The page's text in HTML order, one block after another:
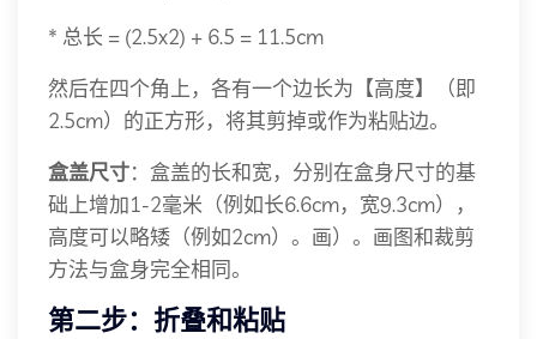
* 总长 = (2.5x2) + 6.5 = 11.5cm
然后在四个角上，各有一个边长为【高度】（即
2.5cm）的正方形，将其剪掉或作为粘贴边。
盒盖尺寸：盒盖的长和宽，分别在盒身尺寸的基
础上增加1-2毫米（例如长6.6cm，宽9.3cm），
高度可以略矮（例如2cm）。画）。画图和裁剪
方法与盒身完全相同。
第二步：折叠和粘贴